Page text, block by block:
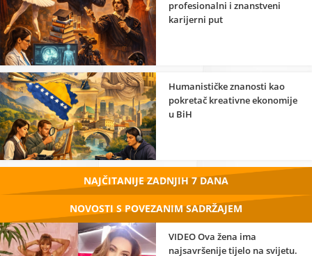
profesionalni i znanstveni
karijerni put
Humanističke znanosti kao
pokretač kreativne ekonomije
u BiH
NAJČITANIJE ZADNJIH 7 DANA
NOVOSTI S POVEZANIM SADRŽAJEM
VIDEO Ova žena ima
najsavršenije tijelo na svijetu.